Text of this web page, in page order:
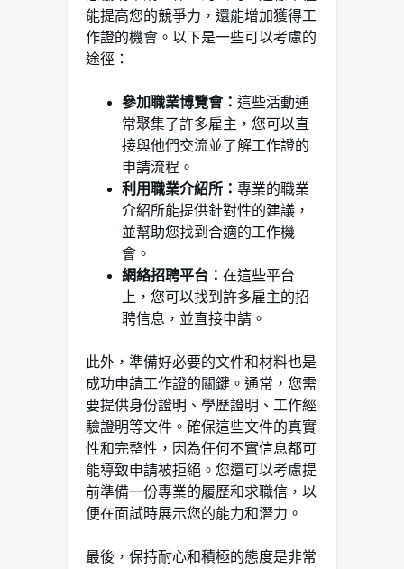
能提高您的競爭力，還能增加獲得工
作證的機會。以下是一些可以考慮的
途徑：
參加職業博覽會： 這些活動通
常聚集了許多雇主，您可以直
接與他們交流並了解工作證的
申請流程。
利用職業介紹所： 專業的職業
介紹所能提供針對性的建議，
並幫助您找到合適的工作機
會。
網絡招聘平台： 在這些平台
上，您可以找到許多雇主的招
聘信息，並直接申請。
此外，準備好必要的文件和材料也是
成功申請工作證的關鍵。通常，您需
要提供身份證明、學歷證明、工作經
驗證明等文件。確保這些文件的真實
性和完整性，因為任何不實信息都可
能導致申請被拒絕。您還可以考慮提
前準備一份專業的履歷和求職信，以
便在面試時展示您的能力和潛力。
最後，保持耐心和積極的態度是非常